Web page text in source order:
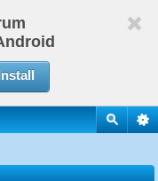
Install